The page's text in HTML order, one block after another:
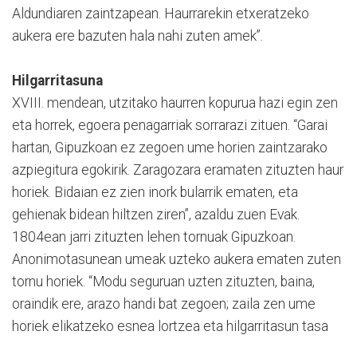
Aldundiaren zaintzapean. Haurrarekin etxeratzeko
aukera ere bazuten hala nahi zuten amek”.
Hilgarritasuna
XVIII. mendean, utzitako haurren kopurua hazi egin zen
eta horrek, egoera penagarriak sorrarazi zituen. “Garai
hartan, Gipuzkoan ez zegoen ume horien zaintzarako
azpiegitura egokirik. Zaragozara eramaten zituzten haur
horiek. Bidaian ez zien inork bularrik ematen, eta
gehienak bidean hiltzen ziren”, azaldu zuen Evak.
1804ean jarri zituzten lehen tornuak Gipuzkoan.
Anonimotasunean umeak uzteko aukera ematen zuten
tornu horiek. “Modu seguruan uzten zituzten, baina,
oraindik ere, arazo handi bat zegoen; zaila zen ume
horiek elikatzeko esnea lortzea eta hilgarritasun tasa